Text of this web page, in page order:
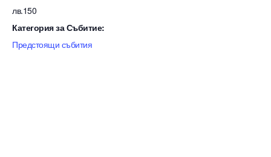
лв.150
Категория за Събитие:
Предстоящи събития